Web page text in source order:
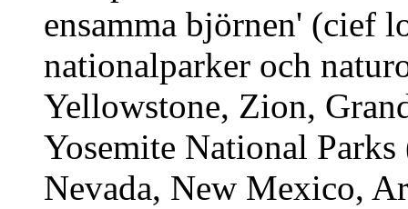
ensamma björnen' (cief
nationalparker och
Yellowstone, Zion,
Yosemite National
Nevada, New Mexico,